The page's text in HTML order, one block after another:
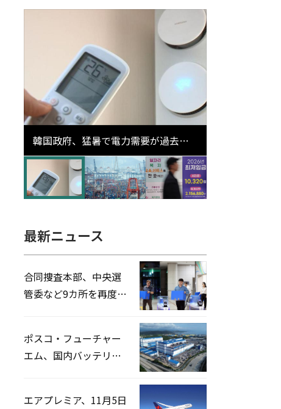
韓国政府、猛暑で電力需要が過去最
高更新の可能性に需給対応体制を点
検
最新ニュース
合同捜査本部、中央選
管委など9カ所を再度家
ポスコ・フューチャー
エム、国内バッテリー
エアプレミア、11月5日